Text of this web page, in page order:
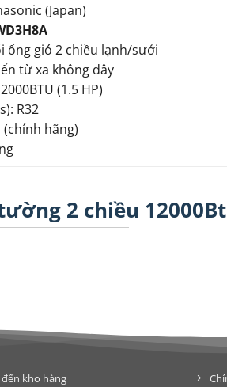
(Japan)
ống gió 2 chiều lạnh/sưởi
từ xa không dây
(1.5 HP)
R32
(chính hãng)
2 chiều
kho hàng